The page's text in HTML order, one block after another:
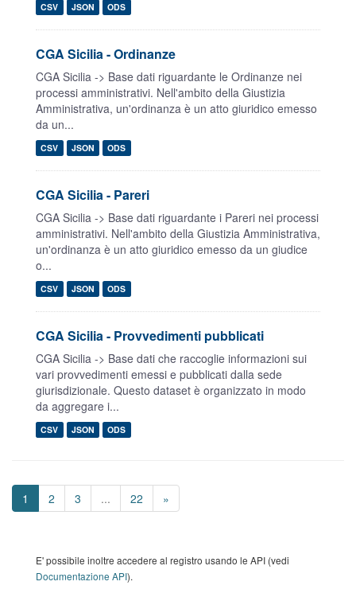
CSV JSON ODS
CGA Sicilia - Ordinanze
CGA Sicilia -> Base dati riguardante le Ordinanze nei
processi amministrativi. Nell'ambito della Giustizia
Amministrativa, un'ordinanza è un atto giuridico emesso
da un...
CSV JSON ODS
CGA Sicilia - Pareri
CGA Sicilia -> Base dati riguardante i Pareri nei processi
amministrativi. Nell'ambito della Giustizia Amministrativa,
un'ordinanza è un atto giuridico emesso da un giudice
o...
CSV JSON ODS
CGA Sicilia - Provvedimenti pubblicati
CGA Sicilia -> Base dati che raccoglie informazioni sui
vari provvedimenti emessi e pubblicati dalla sede
giurisdizionale. Questo dataset è organizzato in modo
da aggregare i...
CSV JSON ODS
1 2 3 ... 22 »
E' possibile inoltre accedere al registro usando le API (vedi
Documentazione API).